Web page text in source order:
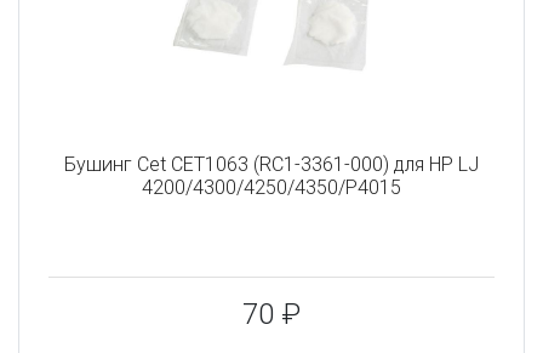
Бушинг Cet CET1063 (RC1-3361-000) для HP LJ
4200/4300/4250/4350/P4015
70 ₽